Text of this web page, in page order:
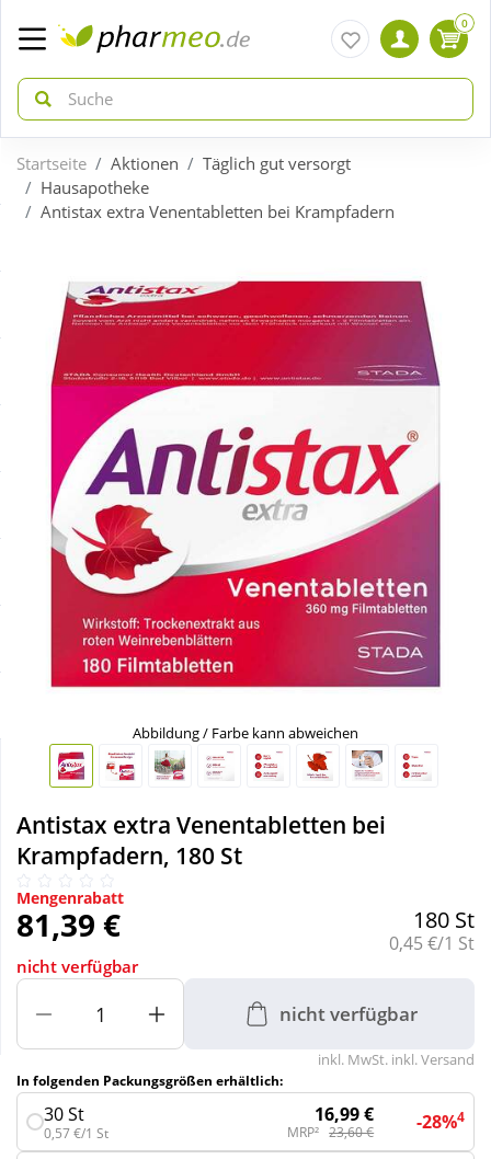
zurück
Aktuelle Coupons
Gratis dazu
Neuheiten
Sale
Schnäppchen
Sparsets
zurück
Arzneimittel
Bio & Genuss
Diabetes
Körperpflege & Kosmetik
Liebe & Erotik
Mutter & Kind
Natur & Homöopathie
Sanitätshaus
Sport & Fitness
Tierbedarf
0
Startseite Aktionen
Täglich gut versorgt
Hausapotheke
Antistax extra Venentabletten bei Krampfadern
Abbildung / Farbe kann abweichen
Antistax extra Venentabletten bei
Krampfadern, 180 St
Mengenrabatt
81,39 € 180 St
Grundpreis:
0,45 €/1 St
nicht verfügbar
nicht verfügbar
inkl. MwSt. inkl. Versand
In folgenden Packungsgrößen erhältlich:
30 St
0,57 €/1 St
16,99 €
MRP² 23,60 € -28%4